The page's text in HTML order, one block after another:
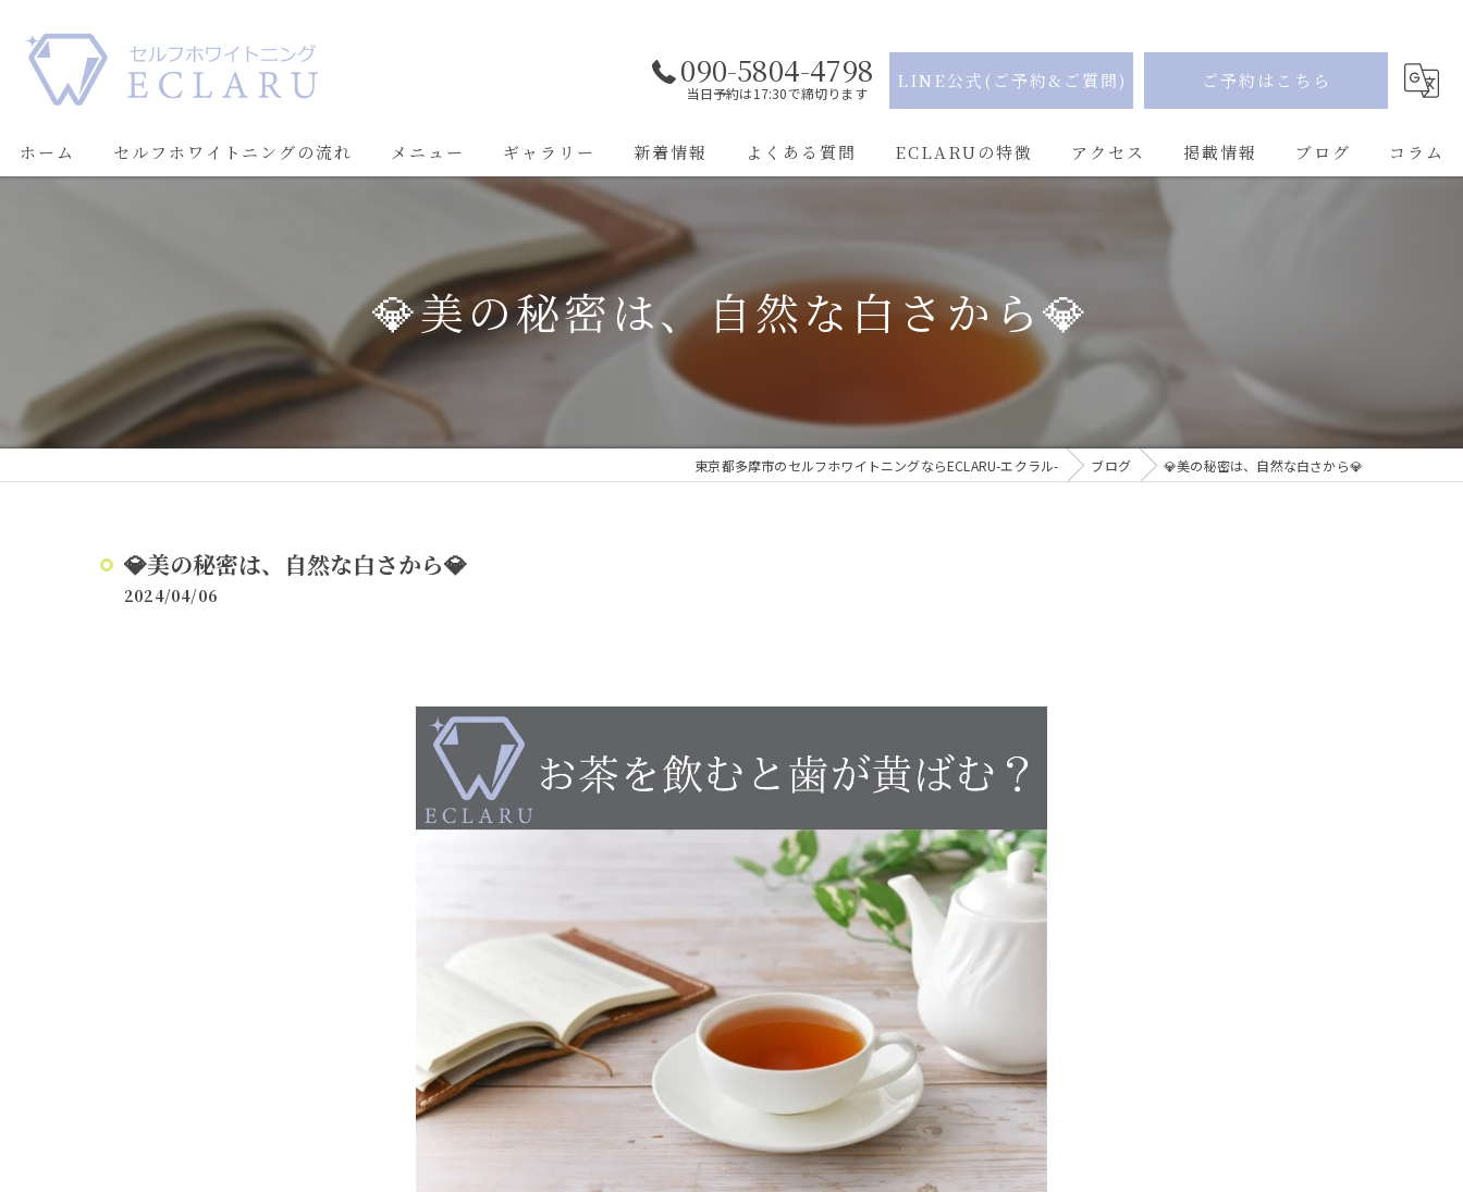
090-5804-4798
当日予約は17:30で締切ります
LINE公式(ご予約&ご質問) ご予約はこちら
ホーム セルフホワイトニングの流れ メニュー ギャラリー 新着情報 よくある質問 ECLARUの特徴
学割
都度払い
痛くない
アクセス 掲載情報 ブログ コラム
💎美の秘密は、自然な白さから💎
東京都多摩市のセルフホワイトニングならECLARU-エクラル- ブログ 💎美の秘密は、自然な白さから💎
💎美の秘密は、自然な白さから💎
2024/04/06